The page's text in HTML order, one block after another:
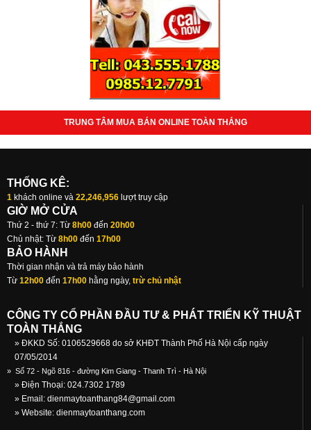
TRUNG TÂM MUA BÁN ONLINE TOÀN THẮNG
THỐNG KÊ:
1 khách online và 22,246,956 lượt truy cập
GIỜ MỞ CỬA
Thứ 2 - thứ 7: Từ 8h00 đến 20h00
Chủ nhật: Từ 8h00 đến 17h00
BẢO HÀNH
Thời gian nhận và trả máy bảo hành
Từ 12h00 đến 17h00 hằng ngày, trừ chủ nhật
CÔNG TY CỔ PHẦN ĐẦU TƯ & PHÁT TRIỂN KỸ THUẬT
TOÀN THẮNG
» ĐKKD Số: 0106529668 do sở KHĐT Thành Phố Hà Nội cấp ngày
07/05/2014
» Số 72 - Ngõ 816 - đường Kim Giang - Thanh Trì - Hà Nội
» Điện Thoại: 024.7302 1789
» Email: dienmaytoanthang84@gmail.com
» Website: dienmaytoanthang.com